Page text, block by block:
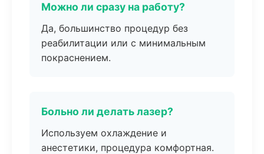
Можно ли сразу на работу?
Да, большинство процедур без
реабилитации или с минимальным
покраснением.
Больно ли делать лазер?
Используем охлаждение и
анестетики, процедура комфортная.